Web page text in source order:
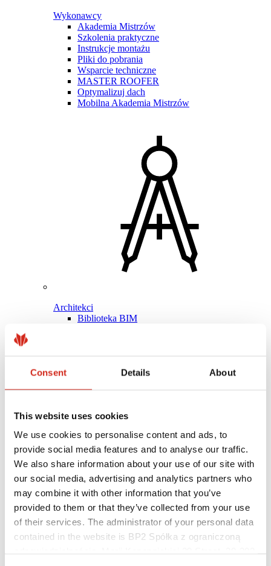
Consent Details About
This website uses cookies
We use cookies to personalise content and ads, to
provide social media features and to analyse our traffic.
We also share information about your use of our site with
our social media, advertising and analytics partners who
may combine it with other information that you’ve
provided to them or that they’ve collected from your use
of their services. The administrator of your personal data
contained in the website is BP2 Spółka z ograniczoną
Wykonawcy
Akademia Mistrzów
Szkolenia praktyczne
Instrukcje montażu
Pliki do pobrania
Wsparcie techniczne
MASTER ROOFER
Optymalizuj dach
Mobilna Akademia Mistrzów
Architekci
Biblioteka BIM
Pomocne linki